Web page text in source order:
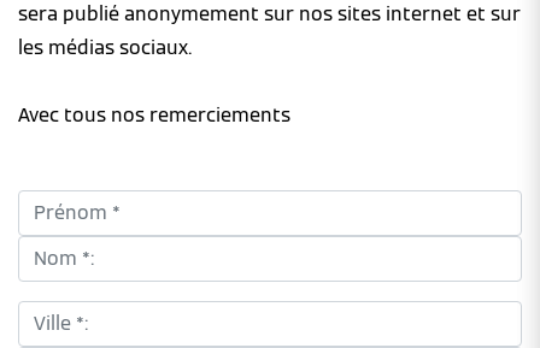
sera publié anonymement sur nos sites internet et sur
les médias sociaux.
Avec tous nos remerciements
Prénom *:
Nom *:
Ville *: